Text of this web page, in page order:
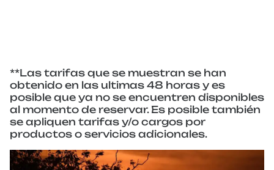
**Las tarifas que se muestran se han
obtenido en las ultimas 48 horas y es
posible que ya no se encuentren disponibles
al momento de reservar. Es posible también
se apliquen tarifas y/o cargos por
productos o servicios adicionales.